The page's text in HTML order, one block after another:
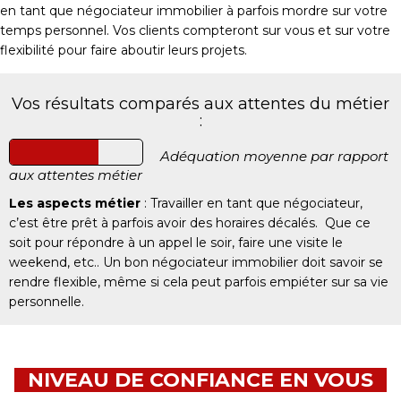
en tant que négociateur immobilier à parfois mordre sur votre
temps personnel. Vos clients compteront sur vous et sur votre
flexibilité pour faire aboutir leurs projets.
Vos résultats comparés aux attentes du métier
:
Adéquation moyenne par rapport
aux attentes métier
Les aspects métier : Travailler en tant que négociateur,
c’est être prêt à parfois avoir des horaires décalés. Que ce
soit pour répondre à un appel le soir, faire une visite le
weekend, etc.. Un bon négociateur immobilier doit savoir se
rendre flexible, même si cela peut parfois empiéter sur sa vie
personnelle.
NIVEAU DE CONFIANCE EN VOUS